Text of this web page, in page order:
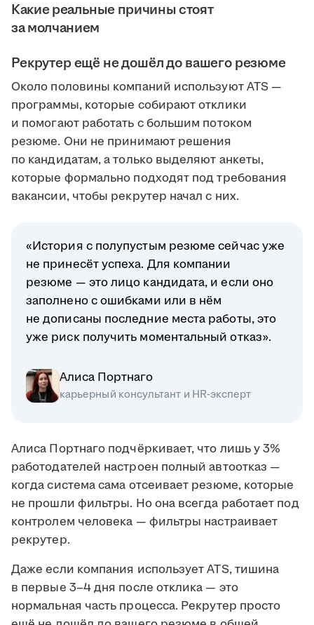
Какие реальные причины стоят
за молчанием
Рекрутер ещё не дошёл до вашего резюме
Около половины компаний используют ATS —
программы, которые собирают отклики
и помогают работать с большим потоком
резюме. Они не принимают решения
по кандидатам, а только выделяют анкеты,
которые формально подходят под требования
вакансии, чтобы рекрутер начал с них.
«История с полупустым резюме сейчас уже
не принесёт успеха. Для компании
резюме — это лицо кандидата, и если оно
заполнено с ошибками или в нём
не дописаны последние места работы, это
уже риск получить моментальный отказ».
Алиса Портнаго
карьерный консультант и HR-эксперт
Алиса Портнаго подчёркивает, что лишь у 3%
работодателей настроен полный автоотказ —
когда система сама отсеивает резюме, которые
не прошли фильтры. Но она всегда работает под
контролем человека — фильтры настраивает
рекрутер.
Даже если компания использует ATS, тишина
в первые 3–4 дня после отклика — это
нормальная часть процесса. Рекрутер просто